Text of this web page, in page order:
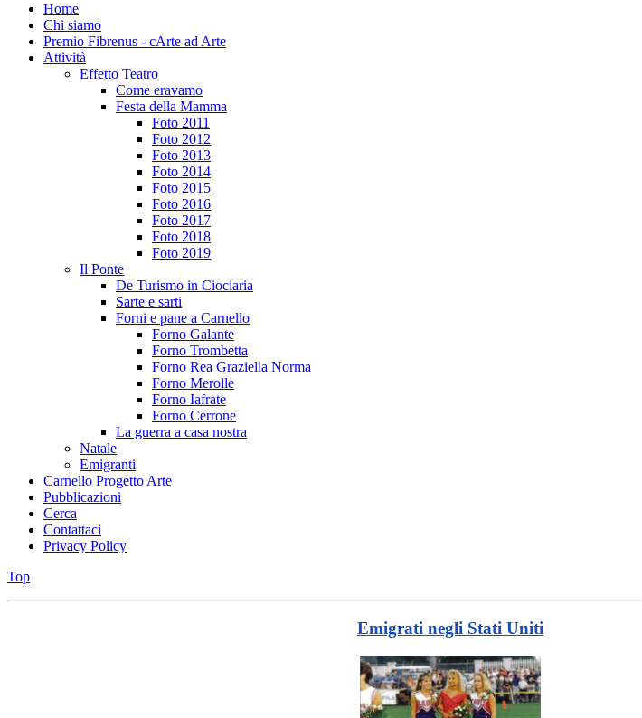
Home
Chi siamo
Premio Fibrenus - cArte ad Arte
Attività
Effetto Teatro
Come eravamo
Festa della Mamma
Foto 2011
Foto 2012
Foto 2013
Foto 2014
Foto 2015
Foto 2016
Foto 2017
Foto 2018
Foto 2019
Il Ponte
De Turismo in Ciociaria
Sarte e sarti
Forni e pane a Carnello
Forno Galante
Forno Trombetta
Forno Rea Graziella Norma
Forno Merolle
Forno Iafrate
Forno Cerrone
La guerra a casa nostra
Natale
Emigranti
Carnello Progetto Arte
Pubblicazioni
Cerca
Contattaci
Privacy Policy
Top
Emigrati negli Stati Uniti